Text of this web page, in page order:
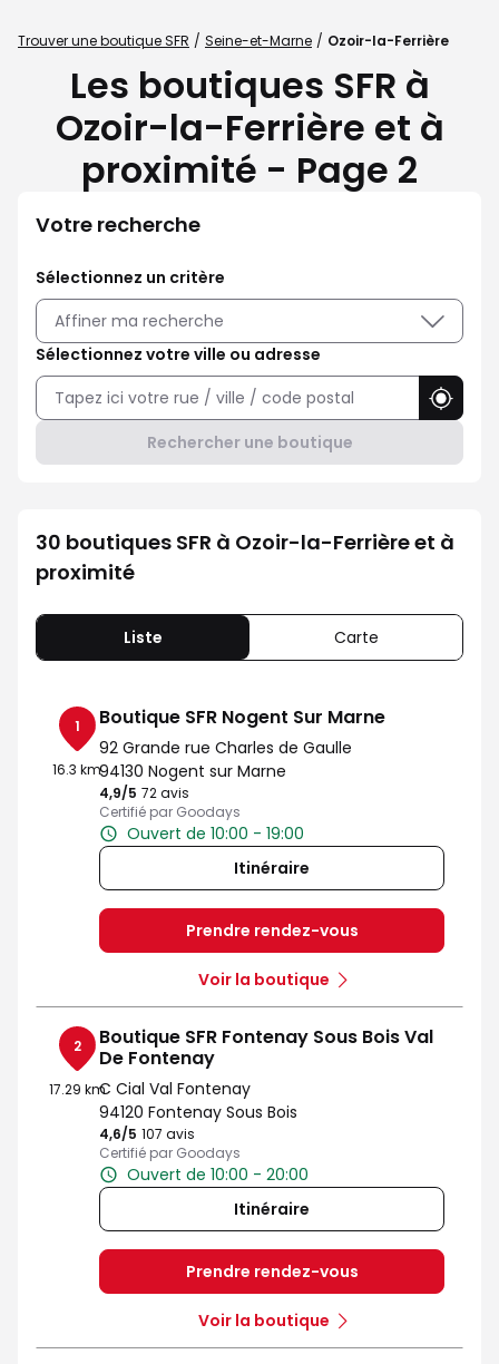
Trouver une boutique SFR Seine-et-Marne Ozoir-la-Ferrière
Les boutiques SFR à
Ozoir-la-Ferrière et à
proximité - Page 2
Votre recherche
Sélectionnez un critère
Affiner ma recherche
Sélectionnez votre ville ou adresse
Rechercher une boutique
30 boutiques SFR à Ozoir-la-Ferrière et à
proximité
Liste Carte
1
16.3 km
Boutique SFR Nogent Sur Marne
92 Grande rue Charles de Gaulle
94130 Nogent sur Marne
4,9/5 Note de 4.9 sur 5
72 avis
Certifié par Goodays
Ouvert de 10:00 - 19:00
Itinéraire
Prendre rendez-vous
Voir la boutique
2
17.29 km
Boutique SFR Fontenay Sous Bois Val
De Fontenay
C Cial Val Fontenay
94120 Fontenay Sous Bois
4,6/5 Note de 4.6 sur 5
107 avis
Certifié par Goodays
Ouvert de 10:00 - 20:00
Itinéraire
Prendre rendez-vous
Voir la boutique